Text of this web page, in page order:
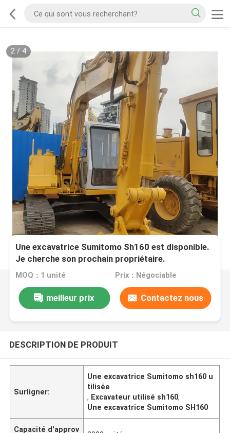
2/ 4
Une excavatrice Sumitomo Sh160 est disponible.
Je cherche son prochain propriétaire.
MOQ：1 unité Prix：Négociable
meilleur prix Contactez nous
DESCRIPTION DE PRODUIT
Surligner:
Une excavatrice Sumitomo sh160 u
tilisée
, Excavateur utilisé sh160,
Une excavatrice Sumitomo SH160
Capacité d'approv